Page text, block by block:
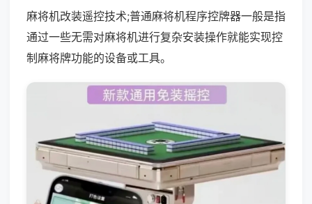
麻将机改装遥控技术;普通麻将机程序控牌器一般是指
通过一些无需对麻将机进行复杂安装操作就能实现控
制麻将牌功能的设备或工具。